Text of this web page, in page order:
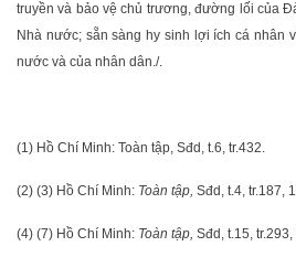
truyền và bảo vệ chủ trương, đường lối của
Nhà nước; sẵn sàng hy sinh lợi ích cá nhân
nước và của nhân dân./.
(1) Hồ Chí Minh: Toàn tập, Sđd, t.6, tr.432.
(2) (3) Hồ Chí Minh: Toàn tập, Sđd, t.4, tr.187,
(4) (7) Hồ Chí Minh: Toàn tập, Sđd, t.15, tr.293,